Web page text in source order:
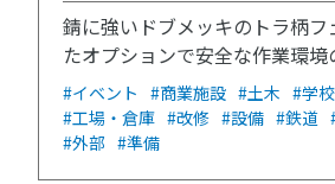
錆に強いドブメッキのトラ柄フ
たオプションで安全な作業環境
#イベント #商業施設 #土木 #学
#工場・倉庫 #改修 #設備 #鉄道
#外部 #準備